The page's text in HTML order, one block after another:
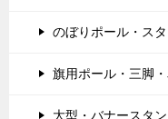
のぼりポール・ス
旗用ポール・三脚
大型・バナースタ